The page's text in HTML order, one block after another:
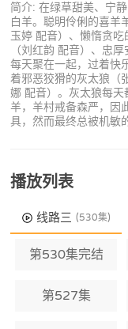
简介: 在绿草甜美、宁
白羊。聪明伶俐的喜羊
玉婷 配音）、懒惰贪
（刘红韵 配音）、忠
每天聚在一起，过着快
着邪恶狡猾的灰太狼（
娜 配音）。灰太狼每
羊，羊村戒备森严，因
具，然而最终总被机敏
播放列表
线路三 (530集)
第530集完结
第527集